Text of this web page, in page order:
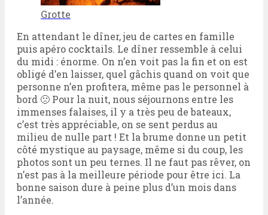
Grotte
En attendant le dîner, jeu de cartes en famille
puis apéro cocktails. Le dîner ressemble à celui
du midi : énorme. On n’en voit pas la fin et on est
obligé d’en laisser, quel gâchis quand on voit que
personne n’en profitera, même pas le personnel à
bord 🙁 Pour la nuit, nous séjournons entre les
immenses falaises, il y a très peu de bateaux,
c’est très appréciable, on se sent perdus au
milieu de nulle part ! Et la brume donne un petit
côté mystique au paysage, même si du coup, les
photos sont un peu ternes. Il ne faut pas rêver, on
n’est pas à la meilleure période pour être ici. La
bonne saison dure à peine plus d’un mois dans
l’année.